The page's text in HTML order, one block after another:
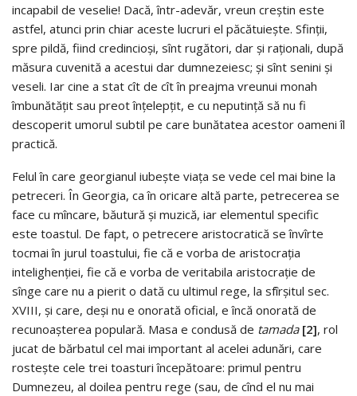
incapabil de veselie! Dacă, într-adevăr, vreun creştin este
astfel, atunci prin chiar aceste lucruri el păcătuieşte. Sfinţii,
spre pildă, fiind credincioşi, sînt rugători, dar şi raţionali, după
măsura cuvenită a acestui dar dumnezeiesc; şi sînt senini şi
veseli. Iar cine a stat cît de cît în preajma vreunui monah
îmbunătăţit sau preot înţelepţit, e cu neputinţă să nu fi
descoperit umorul subtil pe care bunătatea acestor oameni îl
practică.
Felul în care georgianul iubeşte viaţa se vede cel mai bine la
petreceri. În Georgia, ca în oricare altă parte, petrecerea se
face cu mîncare, băutură şi muzică, iar elementul specific
este toastul. De fapt, o petrecere aristocratică se învîrte
tocmai în jurul toastului, fie că e vorba de aristocraţia
intelighenţiei, fie că e vorba de veritabila aristocraţie de
sînge care nu a pierit o dată cu ultimul rege, la sfîrşitul sec.
XVIII, şi care, deşi nu e onorată oficial, e încă onorată de
recunoaşterea populară. Masa e condusă de tamada [2], rol
jucat de bărbatul cel mai important al acelei adunări, care
rosteşte cele trei toasturi începătoare: primul pentru
Dumnezeu, al doilea pentru rege (sau, de cînd el nu mai